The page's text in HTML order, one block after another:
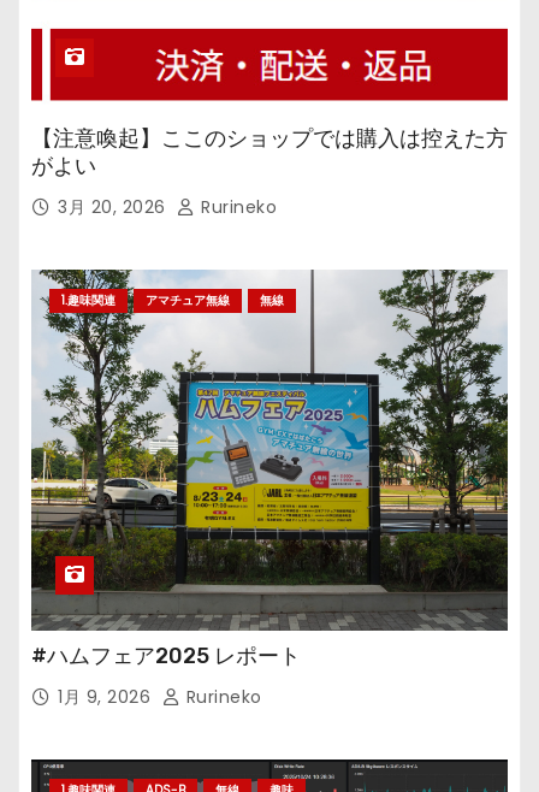
【注意喚起】ここのショップでは購入は控えた方
がよい
3月 20, 2026 Rurineko
1.趣味関連 アマチュア無線 無線
#ハムフェア2025 レポート
1月 9, 2026 Rurineko